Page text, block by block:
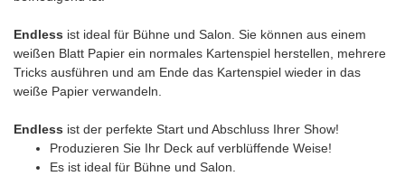
Endless ist ideal für Bühne und Salon. Sie können aus einem
weißen Blatt Papier ein normales Kartenspiel herstellen, mehrere
Tricks ausführen und am Ende das Kartenspiel wieder in das
weiße Papier verwandeln.
Endless ist der perfekte Start und Abschluss Ihrer Show!
Produzieren Sie Ihr Deck auf verblüffende Weise!
Es ist ideal für Bühne und Salon.